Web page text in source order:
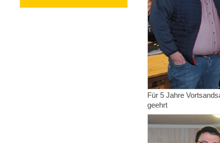
Für 5 Jahre
geehrt